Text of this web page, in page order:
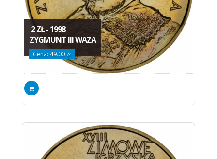
2 ZŁ - 1998
ZYGMUNT III WAZA
Cena: 49.00 zł